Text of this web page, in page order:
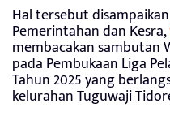
Hal tersebut
Pemerintahan dan Kesra,
membacakan sambutan
pada Pembukaan Liga
Tahun 2025 yang
kelurahan Tuguwaji